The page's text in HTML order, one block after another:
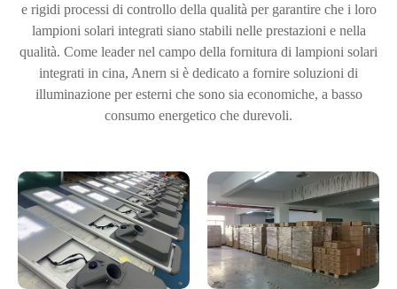
e rigidi processi di controllo della qualità per garantire che i loro
lampioni solari integrati siano stabili nelle prestazioni e nella
qualità. Come leader nel campo della fornitura di lampioni solari
integrati in cina, Anern si è dedicato a fornire soluzioni di
illuminazione per esterni che sono sia economiche, a basso
consumo energetico che durevoli.